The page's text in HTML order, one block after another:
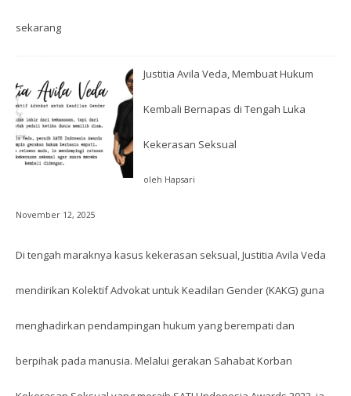
sekarang
Justitia Avila Veda, Membuat Hukum
Kembali Bernapas di Tengah Luka
Kekerasan Seksual
oleh Hapsari
November 12, 2025
Di tengah maraknya kasus kekerasan seksual, Justitia Avila Veda
mendirikan Kolektif Advokat untuk Keadilan Gender (KAKG) guna
menghadirkan pendampingan hukum yang berempati dan
berpihak pada manusia. Melalui gerakan Sahabat Korban